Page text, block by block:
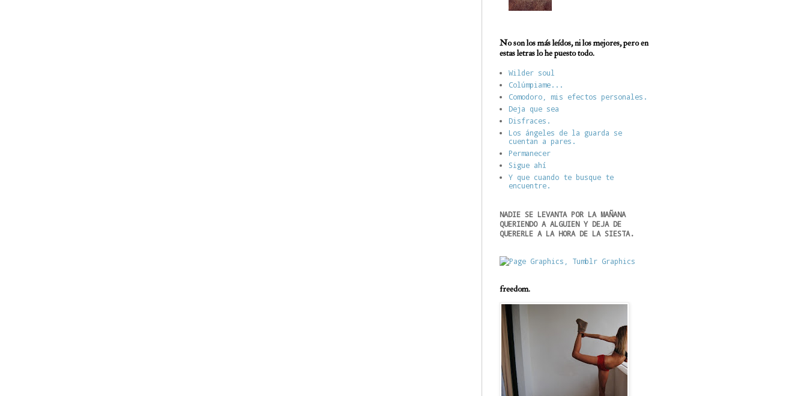
No son los más leídos, ni los mejores, pero en
estas letras lo he puesto todo.
Wilder soul
Colúmpiame...
Comodoro, mis efectos personales.
Deja que sea
Disfraces.
Los ángeles de la guarda se
cuentan a pares.
Permanecer
Sigue ahí
Y que cuando te busque te
encuentre.
NADIE SE LEVANTA POR LA MAÑANA
QUERIENDO A ALGUIEN Y DEJA DE
QUERERLE A LA HORA DE LA SIESTA.
freedom.